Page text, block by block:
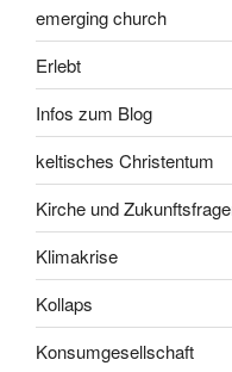
emerging church
Erlebt
Infos zum Blog
keltisches Christentum
Kirche und
Klimakrise
Kollaps
Konsumgesellschaft